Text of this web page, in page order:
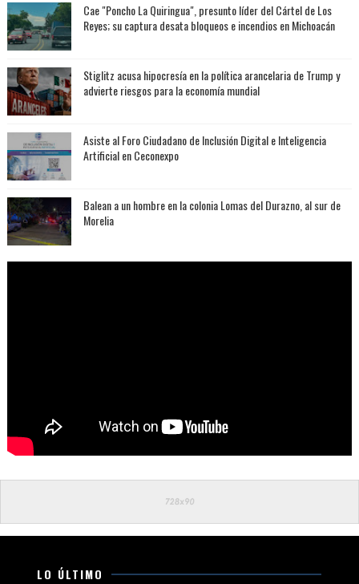
Cae "Poncho La Quiringua", presunto líder del Cártel de Los
Reyes; su captura desata bloqueos e incendios en Michoacán
Stiglitz acusa hipocresía en la política arancelaria de Trump y
advierte riesgos para la economía mundial
Asiste al Foro Ciudadano de Inclusión Digital e Inteligencia
Artificial en Ceconexpo
Balean a un hombre en la colonia Lomas del Durazno, al sur de
Morelia
LO ÚLTIMO